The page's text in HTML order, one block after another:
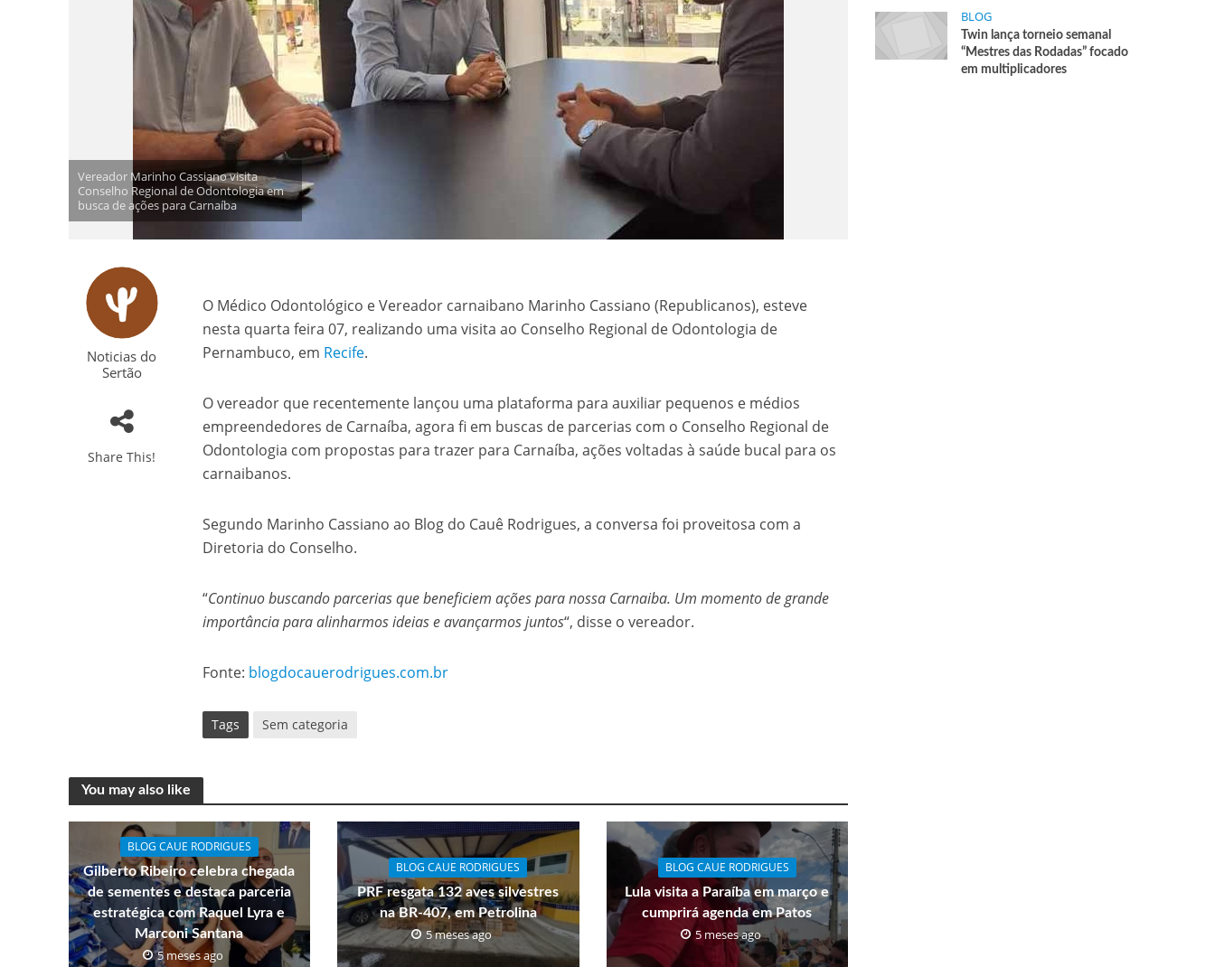
Vereador Marinho Cassiano visita
Conselho Regional de Odontologia em
busca de ações para Carnaíba
Noticias do
Sertão
Share This!
O Médico Odontológico e Vereador carnaibano Marinho Cassiano (Republicanos), esteve
nesta quarta feira 07, realizando uma visita ao Conselho Regional de Odontologia de
Pernambuco, em Recife.
O vereador que recentemente lançou uma plataforma para auxiliar pequenos e médios
empreendedores de Carnaíba, agora fi em buscas de parcerias com o Conselho Regional de
Odontologia com propostas para trazer para Carnaíba, ações voltadas à saúde bucal para os
carnaibanos.
Segundo Marinho Cassiano ao Blog do Cauê Rodrigues, a conversa foi proveitosa com a
Diretoria do Conselho.
“Continuo buscando parcerias que beneficiem ações para nossa Carnaiba. Um momento de grande
importância para alinharmos ideias e avançarmos juntos“, disse o vereador.
Fonte: blogdocauerodrigues.com.br
Tags Sem categoria
You may also like
BLOG CAUE RODRIGUES
Gilberto Ribeiro celebra chegada
de sementes e destaca parceria
estratégica com Raquel Lyra e
Marconi Santana
5 meses ago
BLOG CAUE RODRIGUES
PRF resgata 132 aves silvestres
na BR-407, em Petrolina
5 meses ago
BLOG CAUE RODRIGUES
Lula visita a Paraíba em março e
cumprirá agenda em Patos
5 meses ago
BLOG
Twin lança torneio semanal
“Mestres das Rodadas” focado
em multiplicadores